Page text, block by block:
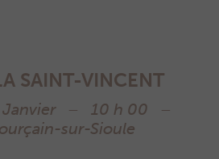
SAINT-VINCENT
Janvier – 10 h 00 –
sur-Sioule